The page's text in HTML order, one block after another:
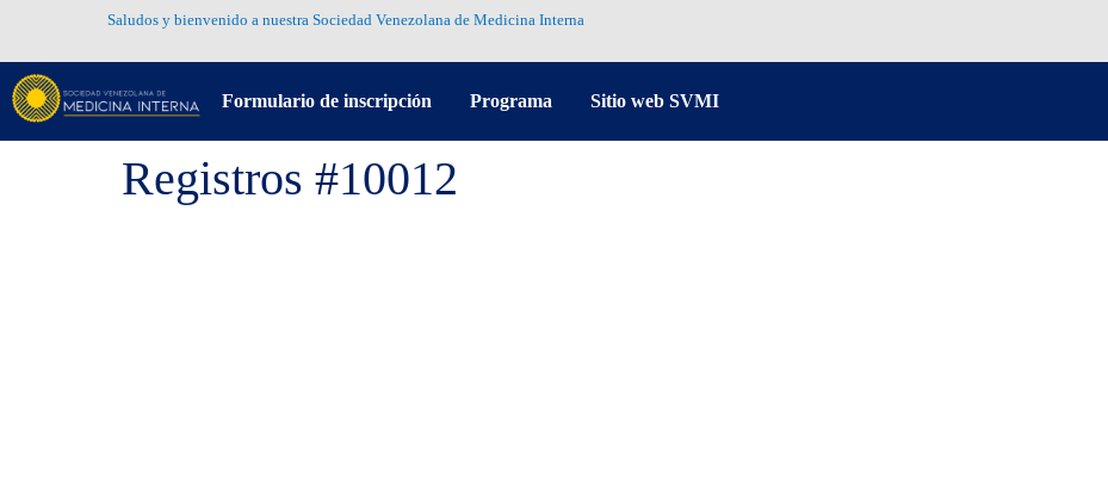
Saludos y bienvenido a nuestra Sociedad Venezolana de Medicina Interna
Formulario de inscripción Programa Sitio web SVMI
Registros #10012